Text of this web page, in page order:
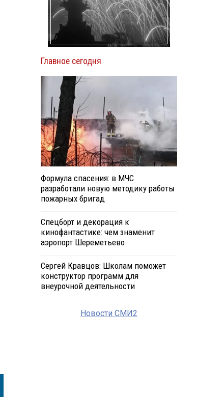
Главное сегодня
Формула спасения: в МЧС
разработали новую методику работы
пожарных бригад
Спецборт и декорация к
кинофантастике: чем знаменит
аэропорт Шереметьево
Сергей Кравцов: Школам поможет
конструктор программ для
внеурочной деятельности
Новости СМИ2